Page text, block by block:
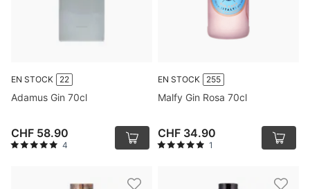
EN STOCK 22
Adamus Gin 70cl
CHF 58.90
4
EN STOCK 255
Malfy Gin Rosa 70cl
CHF 34.90
1